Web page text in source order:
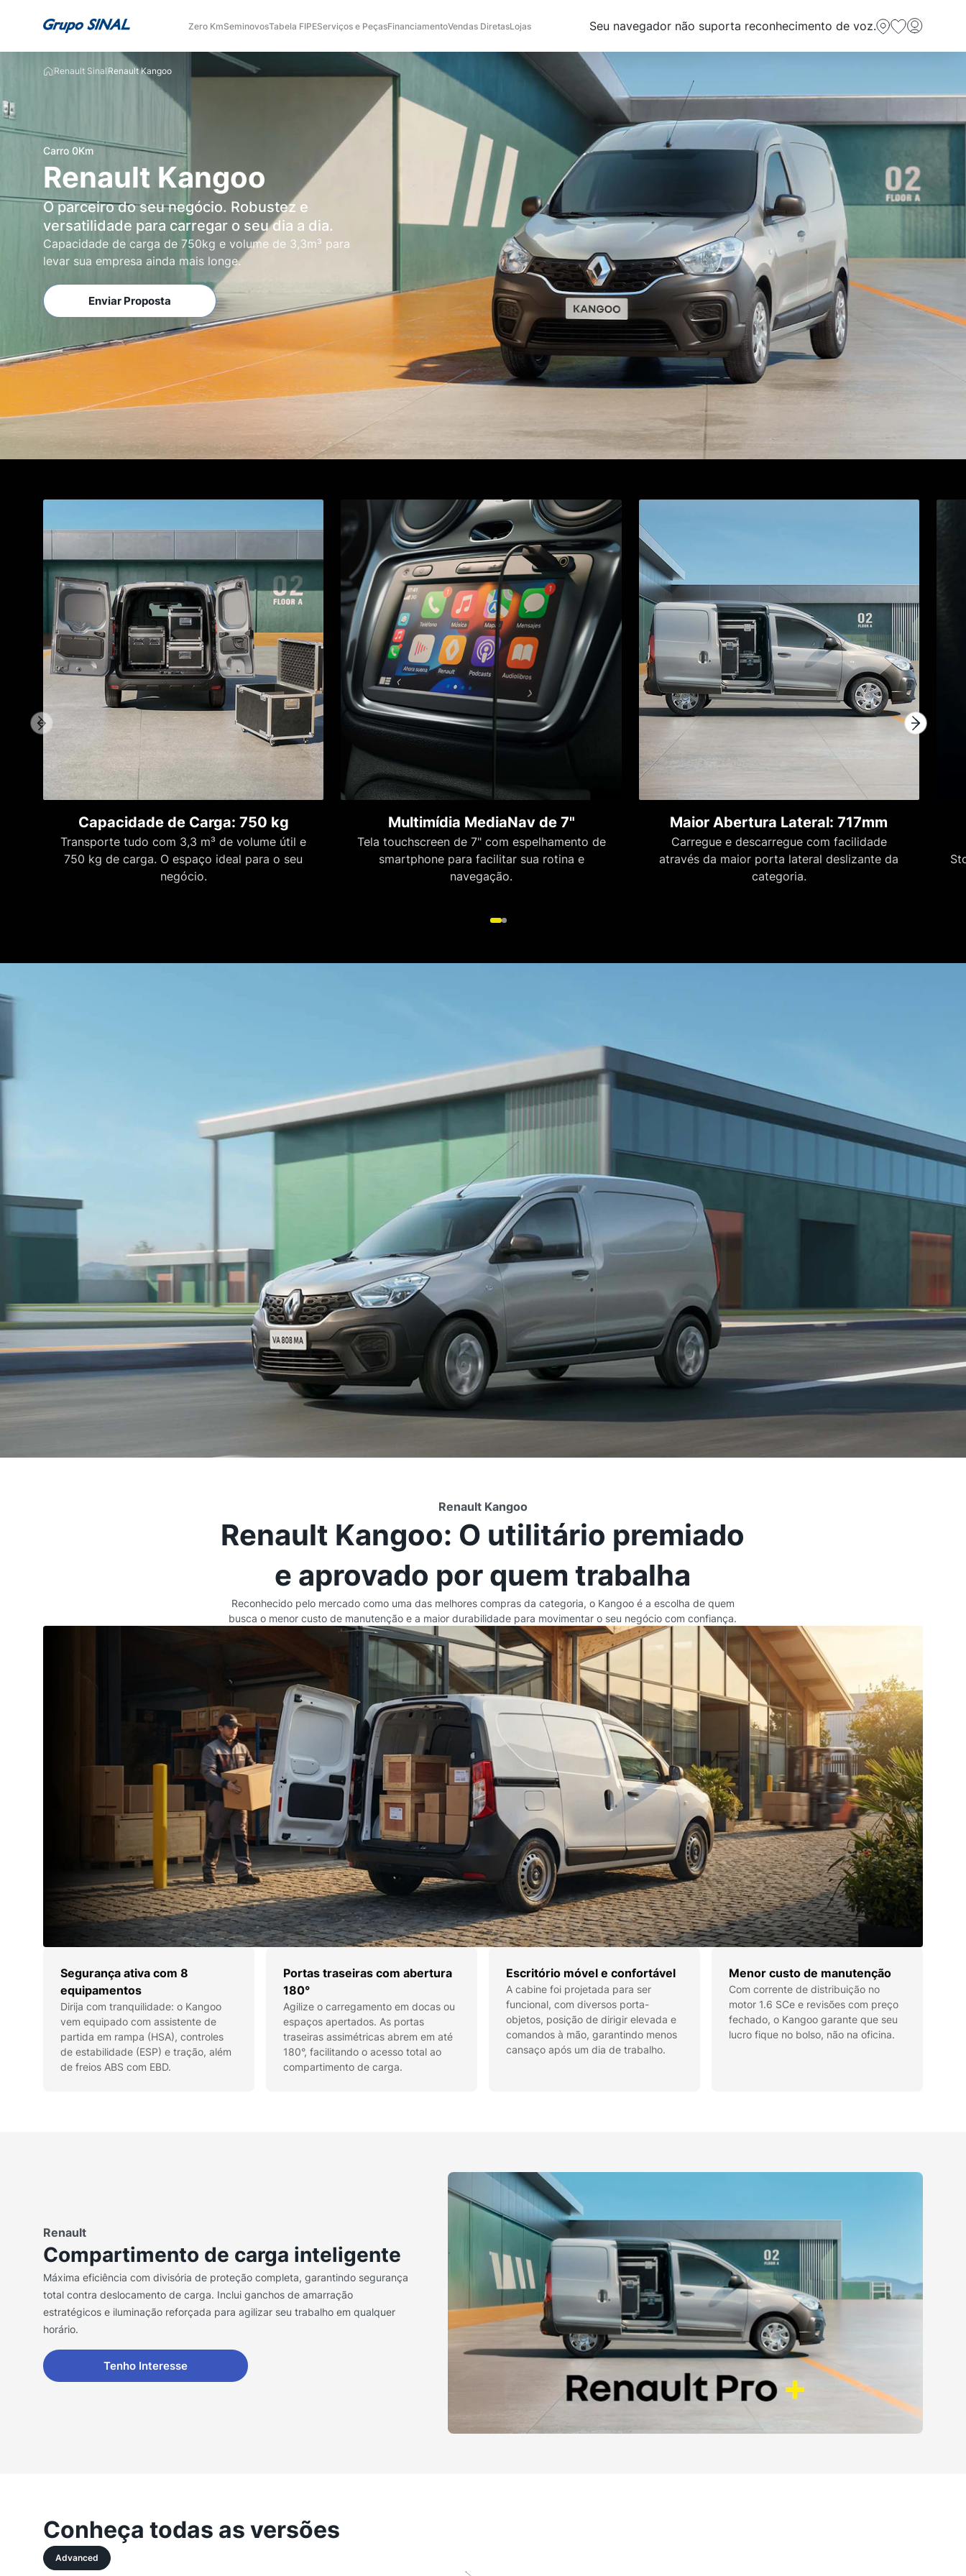
Zero KmSeminovosTabela FIPEServiços e PeçasFinanciamentoVendas DiretasLojas Seu navegador não suporta reconhecimento de voz.
Renault Sinal Renault Kangoo
Carro 0Km
Renault Kangoo
O parceiro do seu negócio. Robustez e
versatilidade para carregar o seu dia a dia.
Capacidade de carga de 750kg e volume de 3,3m³ para
levar sua empresa ainda mais longe.
Enviar Proposta
Capacidade de Carga: 750 kg
Transporte tudo com 3,3 m³ de volume útil e
750 kg de carga. O espaço ideal para o seu
negócio.
Multimídia MediaNav de 7"
Tela touchscreen de 7" com espelhamento de
smartphone para facilitar sua rotina e
navegação.
Maior Abertura Lateral: 717mm
Carregue e descarregue com facilidade
através da maior porta lateral deslizante da
categoria.
Renault Kangoo
Renault Kangoo: O utilitário premiado
e aprovado por quem trabalha
Reconhecido pelo mercado como uma das melhores compras da categoria, o Kangoo é a escolha de quem
busca o menor custo de manutenção e a maior durabilidade para movimentar o seu negócio com confiança.
Segurança ativa com 8
equipamentos
Dirija com tranquilidade: o Kangoo
vem equipado com assistente de
partida em rampa (HSA), controles
de estabilidade (ESP) e tração, além
de freios ABS com EBD.
Portas traseiras com abertura
180°
Agilize o carregamento em docas ou
espaços apertados. As portas
traseiras assimétricas abrem em até
180°, facilitando o acesso total ao
compartimento de carga.
Escritório móvel e confortável
A cabine foi projetada para ser
funcional, com diversos porta-
objetos, posição de dirigir elevada e
comandos à mão, garantindo menos
cansaço após um dia de trabalho.
Menor custo de manutenção
Com corrente de distribuição no
motor 1.6 SCe e revisões com preço
fechado, o Kangoo garante que seu
lucro fique no bolso, não na oficina.
Renault
Compartimento de carga inteligente
Máxima eficiência com divisória de proteção completa, garantindo segurança
total contra deslocamento de carga. Inclui ganchos de amarração
estratégicos e iluminação reforçada para agilizar seu trabalho em qualquer
horário.
Tenho Interesse
Conheça todas as versões
Advanced